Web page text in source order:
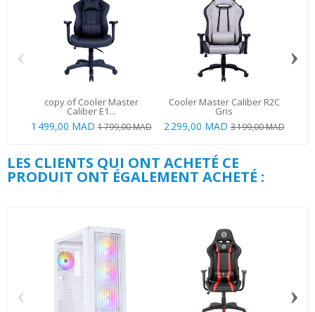
copy of Cooler Master
Caliber E1...
1 499,00 MAD 1 799,00 MAD
Cooler Master Caliber R2C
Gris
2 299,00 MAD 3 199,00 MAD
‹ ›
LES CLIENTS QUI ONT ACHETÉ CE
PRODUIT ONT ÉGALEMENT ACHETÉ :
‹ ›